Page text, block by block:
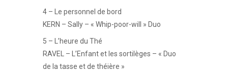
4 – Le personnel de bord
KERN – Sally – « Whip-poor-will » Duo
5 – L’heure du Thé
RAVEL – L’Enfant et les sortilèges – « Duo
de la tasse et de théière »